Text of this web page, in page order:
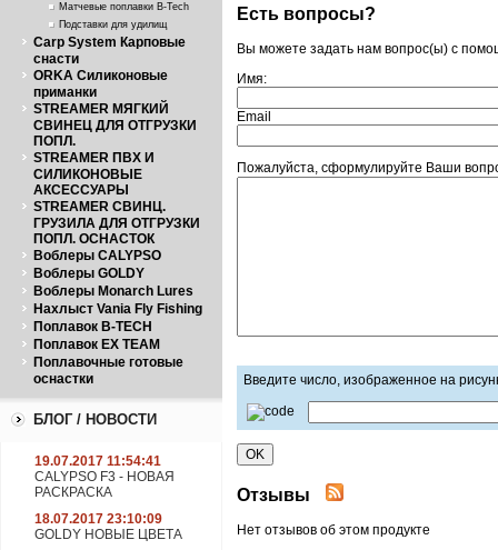
Матчевые поплавки B-Tech
Подставки для удилищ
Carp System Карповые
снасти
ORKA Силиконовые
приманки
STREAMER МЯГКИЙ
СВИНЕЦ ДЛЯ ОТГРУЗКИ
ПОПЛ.
STREAMER ПВХ И
СИЛИКОНОВЫЕ
АКСЕССУАРЫ
STREAMER СВИНЦ.
ГРУЗИЛА ДЛЯ ОТГРУЗКИ
ПОПЛ. ОСНАСТОК
Воблеры CALYPSO
Воблеры GOLDY
Воблеры Monarch Lures
Нахлыст Vania Fly Fishing
Поплавок B-TECH
Поплавок EX TEAM
Поплавочные готовые
оснастки
БЛОГ / НОВОСТИ
19.07.2017 11:54:41
CALYPSO F3 - НОВАЯ
РАСКРАСКА
18.07.2017 23:10:09
GOLDY НОВЫЕ ЦВЕТА
Есть вопросы?
Вы можете задать нам вопрос(ы) с
Имя:
Email
Пожалуйста, сформулируйте Ваши
Введите число, изображенное на
Отзывы
Нет отзывов об этом продукте